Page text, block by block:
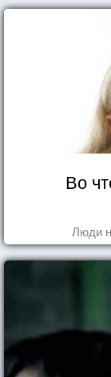
Во
Люди